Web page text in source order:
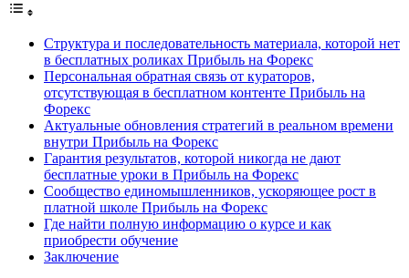
Структура и последовательность материала, которой нет
в бесплатных роликах Прибыль на Форекс
Персональная обратная связь от кураторов,
отсутствующая в бесплатном контенте Прибыль на
Форекс
Актуальные обновления стратегий в реальном времени
внутри Прибыль на Форекс
Гарантия результатов, которой никогда не дают
бесплатные уроки в Прибыль на Форекс
Сообщество единомышленников, ускоряющее рост в
платной школе Прибыль на Форекс
Где найти полную информацию о курсе и как
приобрести обучение
Заключение